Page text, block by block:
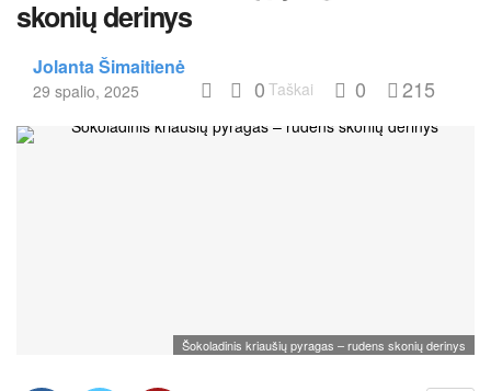
skonių derinys
Jolanta Šimaitienė
29 spalio, 2025 0 Taškai 0 215
Šokoladinis kriaušių pyragas – rudens skonių derinys